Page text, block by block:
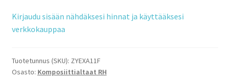
Kirjaudu sisään nähdäksesi hinnat ja käyttääksesi
verkkokauppaa
Tuotetunnus (SKU): ZYEXA11F
Osasto: Komposiittialtaat RH